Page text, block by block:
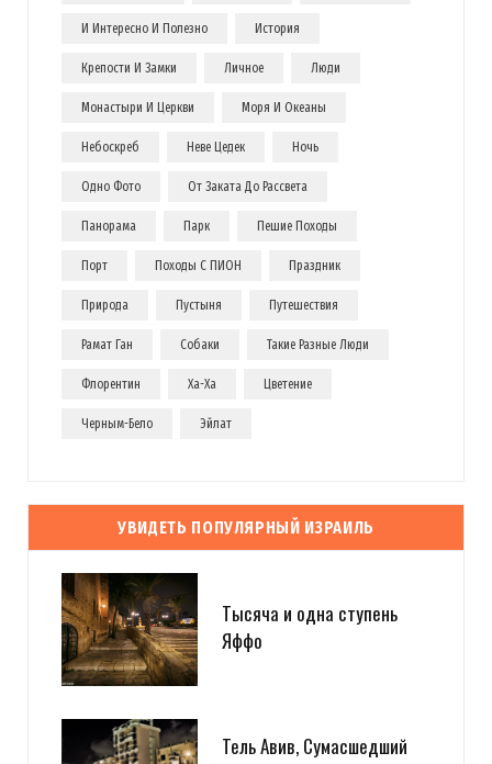
И Интересно И Полезно История
Крепости И Замки Личное Люди
Монастыри И Церкви Моря И Океаны
Небоскреб Неве Цедек Ночь
Одно Фото От Заката До Рассвета
Панорама Парк Пешие Походы
Порт Походы С ПИОН Праздник
Природа Пустыня Путешествия
Рамат Ган Собаки Такие Разные Люди
Флорентин Ха-Ха Цветение
Черным-Бело Эйлат
УВИДЕТЬ ПОПУЛЯРНЫЙ ИЗРАИЛЬ
Тысяча и одна ступень
Яффо
Тель Авив, Сумасшедший